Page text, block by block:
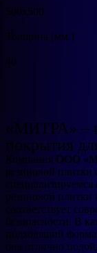
500х500
Толщина (мм.)
40
«МИТРА» –
покрытия
Компания ООО
резиновой плитки
специализируемся
резиновой плитки
соответствует
безопасности. В
подходящий
она отлично